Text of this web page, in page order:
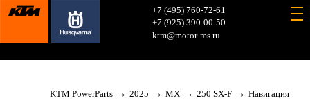
+7 (495) 760-72-61
+7 (925) 390-00-50
ktm@motor-ms.ru
KTM PowerParts → 2025 → MX → 250 SX-F → Навигация